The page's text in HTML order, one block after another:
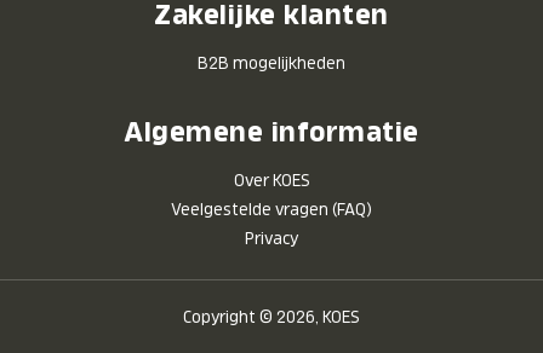
Zakelijke klanten
B2B mogelijkheden
Algemene informatie
Over KOES
Veelgestelde vragen (FAQ)
Privacy
Copyright © 2026, KOES